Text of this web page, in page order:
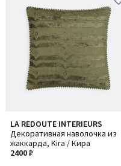
LA REDOUTE INTERIEURS
Декоративная наволочка из
жаккарда, Kira / Кира
2400 ₽